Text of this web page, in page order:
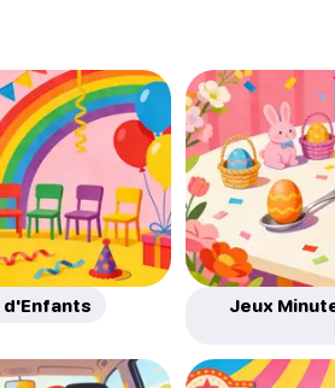
d'Enfants
Jeux